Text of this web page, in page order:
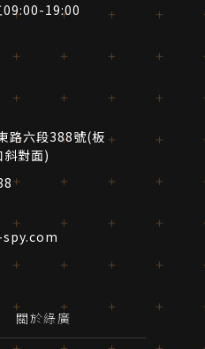
09:00-19:00
路六段388號(板
斜對面)
關於綠廣